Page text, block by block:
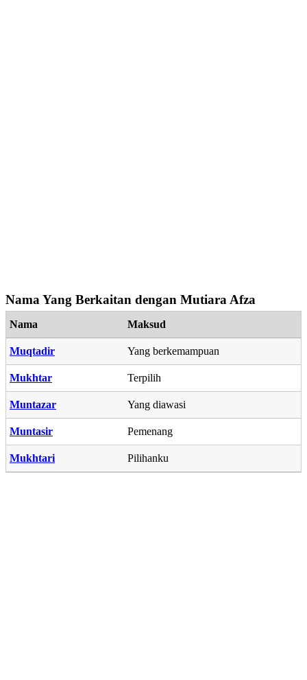
Nama Yang Berkaitan dengan Mutiara Afza
Nama Maksud
Muqtadir Yang berkemampuan
Mukhtar Terpilih
Muntazar Yang diawasi
Muntasir Pemenang
Mukhtari Pilihanku